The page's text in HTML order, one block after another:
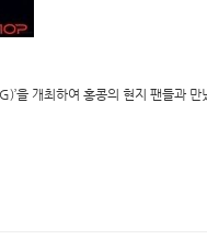
을 개최하여 홍콩의 현지 팬들과